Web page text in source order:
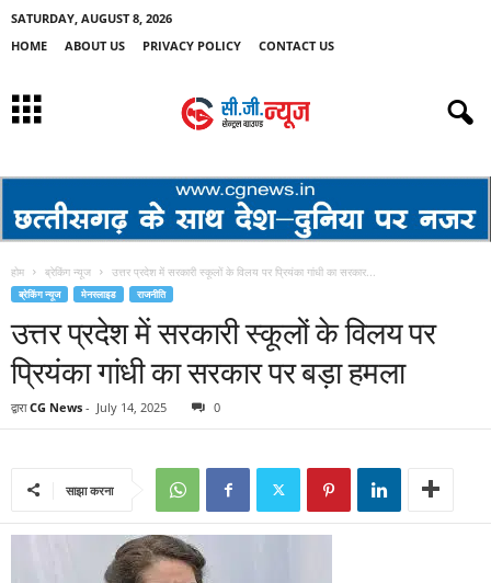
SATURDAY, AUGUST 8, 2026
HOME
ABOUT US PRIVACY POLICY CONTACT US
होम ब्रेकिंग न्यूज उत्तर प्रदेश में सरकारी स्कूलों के विलय पर प्रियंका गांधी का सरकार...
ब्रेकिंग न्यूज मेनस्लाइड राजनीति
उत्तर प्रदेश में सरकारी स्कूलों के विलय पर
प्रियंका गांधी का सरकार पर बड़ा हमला
द्वारा CG News - July 14, 2025 0
साझा करना